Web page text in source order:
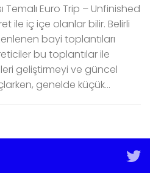
Temalı Euro Trip – Unfinished
ile iç içe olanlar bilir. Belirli
bayi toplantıları
bu toplantılar ile
geliştirmeyi ve güncel
genelde küçük...